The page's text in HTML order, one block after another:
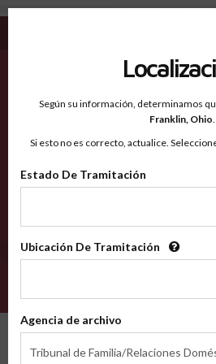
Southampton VA - Condados
Condados
Según su información, determinamos
Franklin, Ohio.
Si esto no es correcto, actualice.
Estado De Tramitación
Tramitación
Ubicación De Tramitación
Tramitación
Agencia de archivo
Tribunal de Familia/Relaciones
de